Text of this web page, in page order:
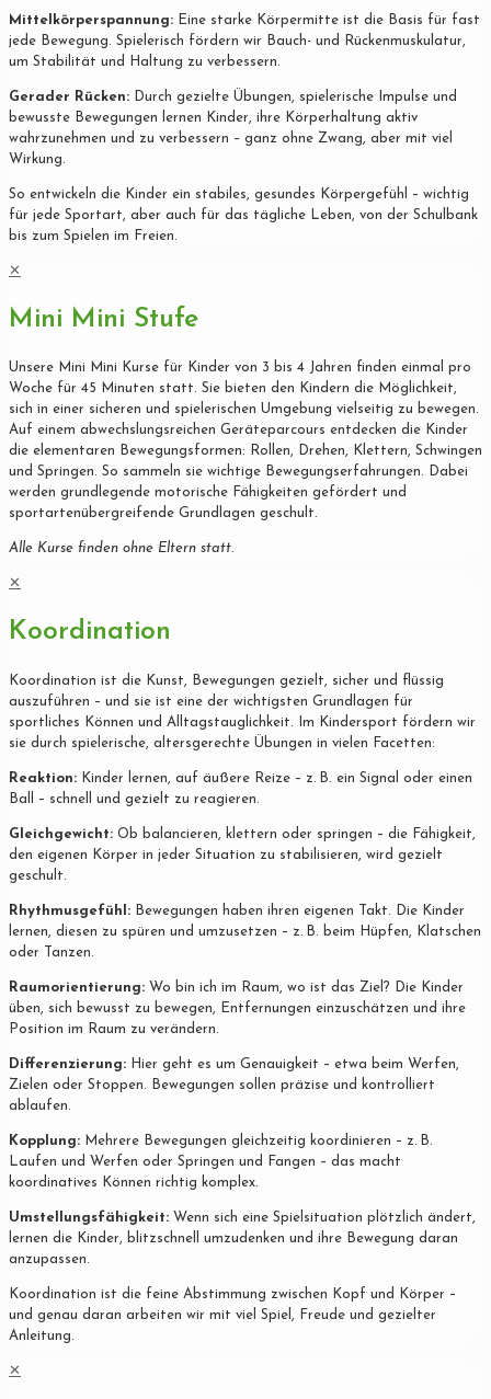
Mittelkörperspannung: Eine starke Körpermitte ist die Basis für fast
jede Bewegung. Spielerisch fördern wir Bauch- und Rückenmuskulatur,
um Stabilität und Haltung zu verbessern.
Gerader Rücken: Durch gezielte Übungen, spielerische Impulse und
bewusste Bewegungen lernen Kinder, ihre Körperhaltung aktiv
wahrzunehmen und zu verbessern – ganz ohne Zwang, aber mit viel
Wirkung.
So entwickeln die Kinder ein stabiles, gesundes Körpergefühl – wichtig
für jede Sportart, aber auch für das tägliche Leben, von der Schulbank
bis zum Spielen im Freien.
✕
Mini Mini Stufe
Unsere Mini Mini Kurse für Kinder von 3 bis 4 Jahren finden einmal pro
Woche für 45 Minuten statt. Sie bieten den Kindern die Möglichkeit,
sich in einer sicheren und spielerischen Umgebung vielseitig zu bewegen.
Auf einem abwechslungsreichen Geräteparcours entdecken die Kinder
die elementaren Bewegungsformen: Rollen, Drehen, Klettern, Schwingen
und Springen. So sammeln sie wichtige Bewegungserfahrungen. Dabei
werden grundlegende motorische Fähigkeiten gefördert und
sportartenübergreifende Grundlagen geschult.
Alle Kurse finden ohne Eltern statt.
✕
Koordination
Koordination ist die Kunst, Bewegungen gezielt, sicher und flüssig
auszuführen – und sie ist eine der wichtigsten Grundlagen für
sportliches Können und Alltagstauglichkeit. Im Kindersport fördern wir
sie durch spielerische, altersgerechte Übungen in vielen Facetten:
Reaktion: Kinder lernen, auf äußere Reize – z. B. ein Signal oder einen
Ball – schnell und gezielt zu reagieren.
Gleichgewicht: Ob balancieren, klettern oder springen – die Fähigkeit,
den eigenen Körper in jeder Situation zu stabilisieren, wird gezielt
geschult.
Rhythmusgefühl: Bewegungen haben ihren eigenen Takt. Die Kinder
lernen, diesen zu spüren und umzusetzen – z. B. beim Hüpfen, Klatschen
oder Tanzen.
Raumorientierung: Wo bin ich im Raum, wo ist das Ziel? Die Kinder
üben, sich bewusst zu bewegen, Entfernungen einzuschätzen und ihre
Position im Raum zu verändern.
Differenzierung: Hier geht es um Genauigkeit – etwa beim Werfen,
Zielen oder Stoppen. Bewegungen sollen präzise und kontrolliert
ablaufen.
Kopplung: Mehrere Bewegungen gleichzeitig koordinieren – z. B.
Laufen und Werfen oder Springen und Fangen – das macht
koordinatives Können richtig komplex.
Umstellungsfähigkeit: Wenn sich eine Spielsituation plötzlich ändert,
lernen die Kinder, blitzschnell umzudenken und ihre Bewegung daran
anzupassen.
Koordination ist die feine Abstimmung zwischen Kopf und Körper –
und genau daran arbeiten wir mit viel Spiel, Freude und gezielter
Anleitung.
✕